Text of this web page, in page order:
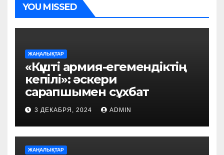
YOU MISSED
ЖАҢАЛЫҚТАР
«Күшті армия-егемендіктің
кепілі»: әскери
сарапшымен сұхбат
3 ДЕКАБРЯ, 2024 ADMIN
ЖАҢАЛЫҚТАР